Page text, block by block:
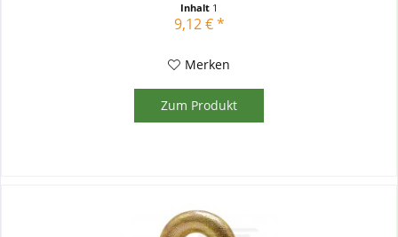
Inhalt 1
9,12 € *
Merken
Zum Produkt